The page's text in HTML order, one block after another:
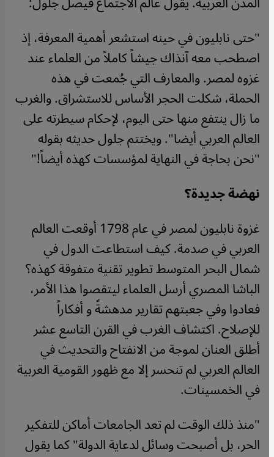
"حتى نابليون في حينه استشعر أهمية المعرفة، إذ
اصطحب معه آنذاك جيشاً كاملاً من العلماء عند
غزوه لمصر. والمعارف التي جُمعت في هذه
الحملة، شكلت الحجر الأساس للاستشراق. والغرب
ما زال ينتفع منها حتى اليوم، لإحكام سيطرته على
العالم العربي أيضا". ويختتم جلول حديثه بقوله
"نحن بحاجة في النهاية لمؤسسات كهذه أيضاً!"
نهضة جديدة؟
غزوة نابليون لمصر في عام 1798 أوقعت العالم
العربي في صدمة. كيف استطاعت الدول في
شمال البحر المتوسط تطوير تقنية متفوقة كهذه؟
الباشا المصري أرسل العلماء ليتقصوا هذا الأمر،
فعادوا وفي جعبتهم تقارير مدهشةً و أفكاراً
للإصلاح. اكتشاف الغرب في القرن التاسع عشر
أطلق العنان لموجة من الانفتاح والتحديث في
العالم العربي لم تنحسر إلا مع ظهور القومية العربية
في الخمسينات.
"منذ ذلك الوقت لم تعد الجامعات أماكن للتفكير
الحر، بل أصبحت وسائل لدعاية الدولة" كما يقول